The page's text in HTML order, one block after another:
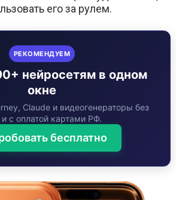
его за рулем.
РЕКОМЕНДУЕМ
нейросетям в одном
окне
Claude и видеогенераторы без
и с оплатой картами РФ.
бесплатно